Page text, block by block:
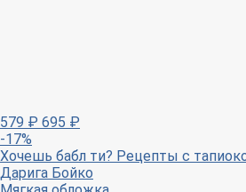
579 ₽ 695 ₽
-17%
Хочешь бабл ти? Рецепты с
Дарига Бойко